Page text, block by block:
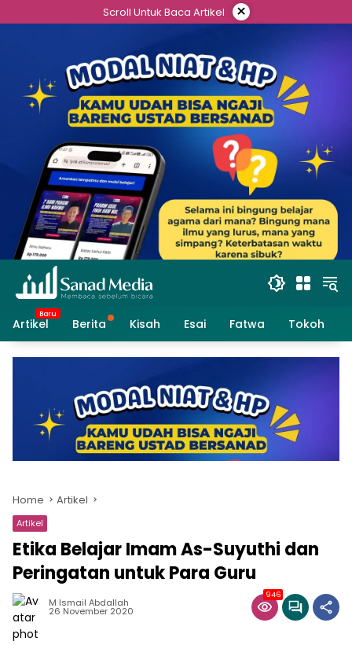
to
Scroll Untuk Baca Artikel ×
Artikel Berita Kisah Esai Fatwa Tokoh
Home Artikel
Artikel
Etika Belajar Imam As-Suyuthi dan
Peringatan untuk Para Guru
M Ismail Abdallah
26 November 2020
946